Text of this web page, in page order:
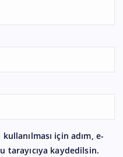
için adım, e-
tarayıcıya kaydedilsin.